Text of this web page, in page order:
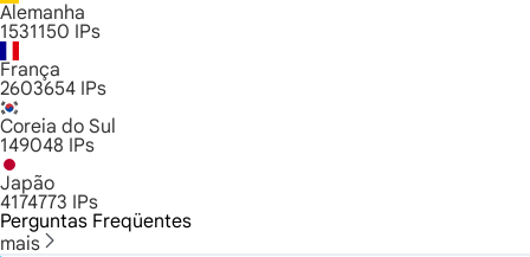
Alemanha
1531150 IPs
França
2603654 IPs
Coreia do Sul
149048 IPs
Japão
4174773 IPs
Perguntas Freqüentes
mais